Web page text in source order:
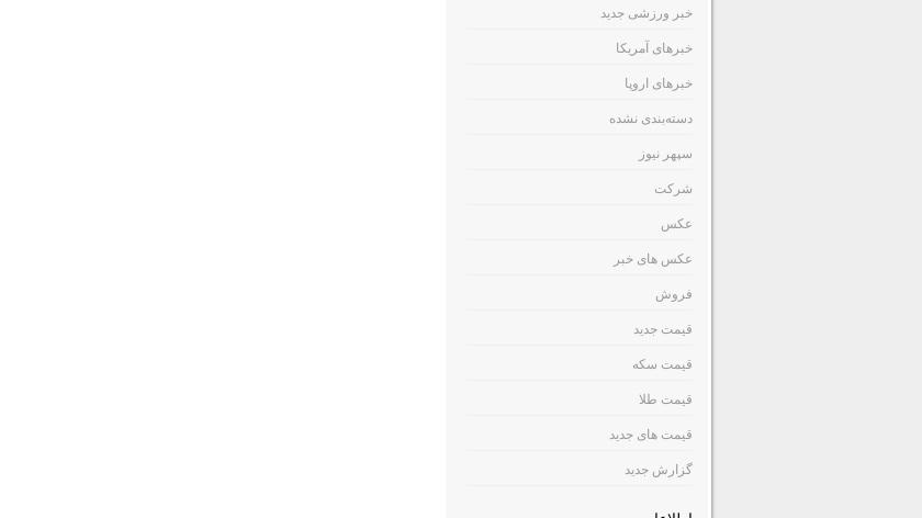
خبر ورزشی جدید
خبرهای آمریکا
خبرهای اروپا
دسته‌بندی نشده
سپهر نیوز
شرکت
عکس
عکس های خبر
فروش
قیمت جدید
قیمت سکه
قیمت طلا
قیمت های جدید
گزارش جدید